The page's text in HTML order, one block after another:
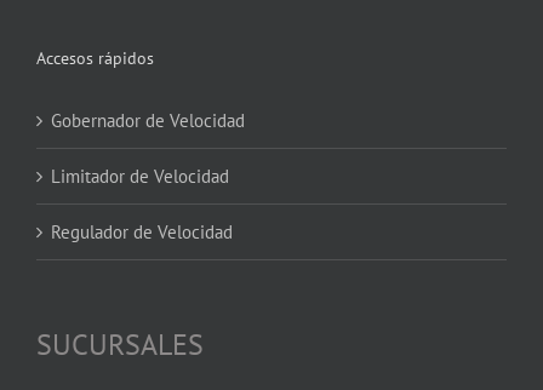
Accesos rápidos
Gobernador de Velocidad
Limitador de Velocidad
Regulador de Velocidad
SUCURSALES